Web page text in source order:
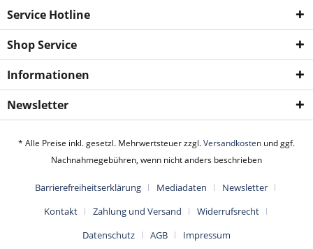
Service Hotline
Shop Service
Informationen
Newsletter
* Alle Preise inkl. gesetzl. Mehrwertsteuer zzgl.Versandkosten und ggf.
Nachnahmegebühren, wenn nicht anders beschrieben
Barrierefreiheitserklärung Mediadaten
Newsletter
Kontakt
Zahlung und Versand
Widerrufsrecht
Datenschutz
AGB
Impressum